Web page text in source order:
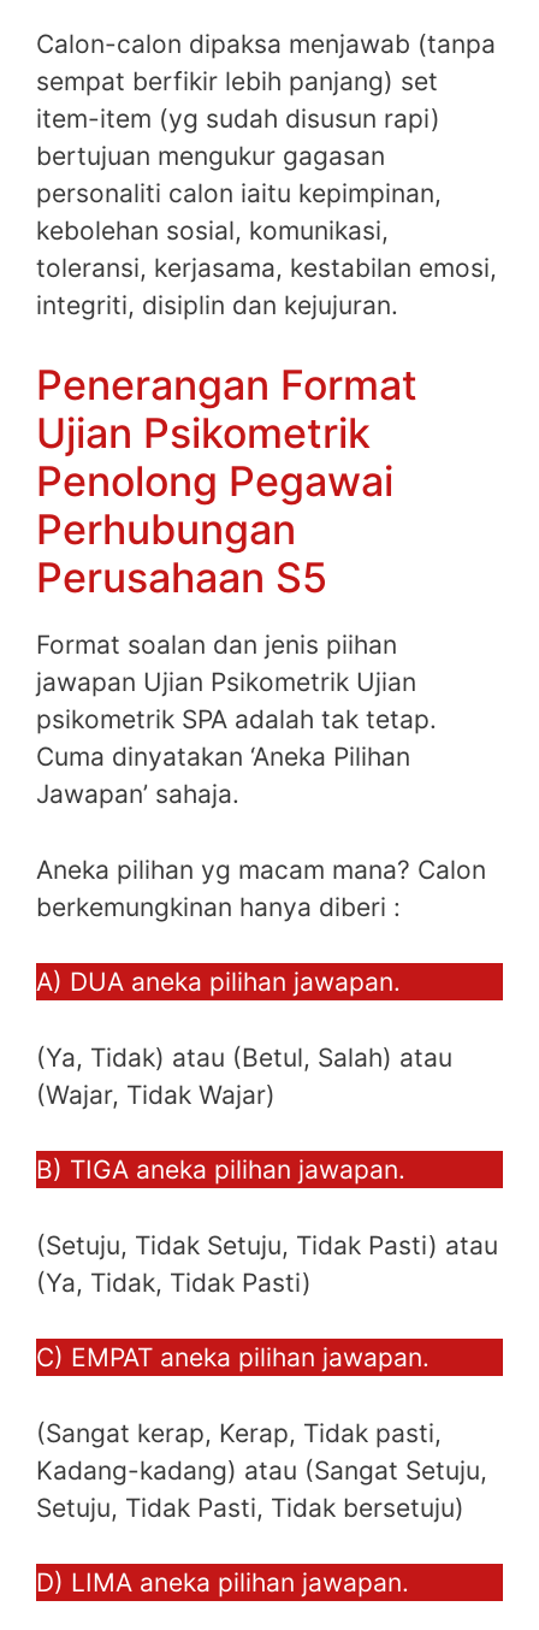
Calon-calon dipaksa menjawab (tanpa
sempat berfikir lebih panjang) set
item-item (yg sudah disusun rapi)
bertujuan mengukur gagasan
personaliti calon iaitu kepimpinan,
kebolehan sosial, komunikasi,
toleransi, kerjasama, kestabilan emosi,
integriti, disiplin dan kejujuran.
Penerangan Format
Ujian Psikometrik
Penolong Pegawai
Perhubungan
Perusahaan S5
Format soalan dan jenis piihan
jawapan Ujian Psikometrik Ujian
psikometrik SPA adalah tak tetap.
Cuma dinyatakan ‘Aneka Pilihan
Jawapan’ sahaja.
Aneka pilihan yg macam mana? Calon
berkemungkinan hanya diberi :
A) DUA aneka pilihan jawapan.
(Ya, Tidak) atau (Betul, Salah) atau
(Wajar, Tidak Wajar)
B) TIGA aneka pilihan jawapan.
(Setuju, Tidak Setuju, Tidak Pasti) atau
(Ya, Tidak, Tidak Pasti)
C) EMPAT aneka pilihan jawapan.
(Sangat kerap, Kerap, Tidak pasti,
Kadang-kadang) atau (Sangat Setuju,
Setuju, Tidak Pasti, Tidak bersetuju)
D) LIMA aneka pilihan jawapan.